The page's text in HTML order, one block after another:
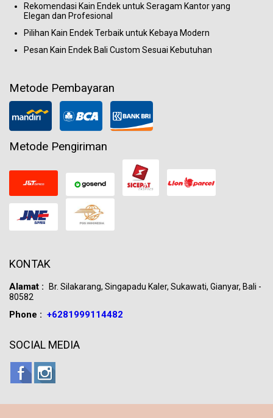
Rekomendasi Kain Endek untuk Seragam Kantor yang
Elegan dan Profesional
Pilihan Kain Endek Terbaik untuk Kebaya Modern
Pesan Kain Endek Bali Custom Sesuai Kebutuhan
Metode Pembayaran
Metode Pengiriman
KONTAK
Alamat :
Br. Silakarang, Singapadu Kaler, Sukawati, Gianyar, Bali -
80582
Phone : +6281999114482
SOCIAL MEDIA